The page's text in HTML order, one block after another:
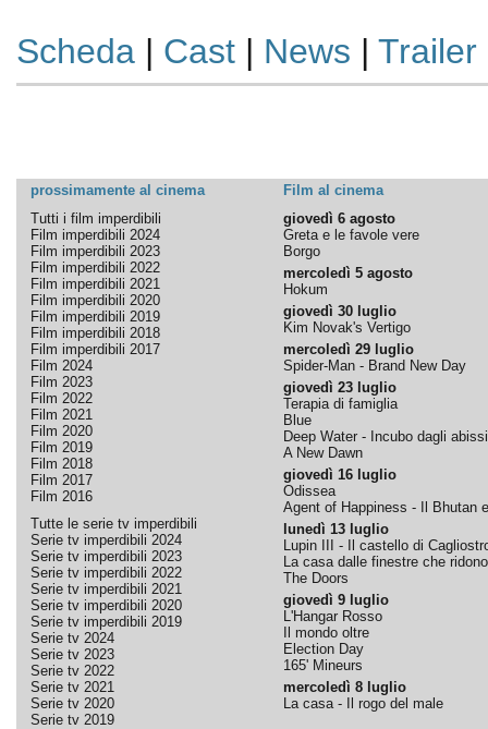
Scheda| Cast| News | Trailer
prossimamente al cinema
Film al cinema
Tutti i film imperdibili
Film imperdibili 2024
Film imperdibili 2023
Film imperdibili 2022
Film imperdibili 2021
Film imperdibili 2020
Film imperdibili 2019
Film imperdibili 2018
Film imperdibili 2017
Film 2024
Film 2023
Film 2022
Film 2021
Film 2020
Film 2019
Film 2018
Film 2017
Film 2016
Tutte le serie tv imperdibili
Serie tv imperdibili 2024
Serie tv imperdibili 2023
Serie tv imperdibili 2022
Serie tv imperdibili 2021
Serie tv imperdibili 2020
Serie tv imperdibili 2019
Serie tv 2024
Serie tv 2023
Serie tv 2022
Serie tv 2021
Serie tv 2020
Serie tv 2019
giovedì 6 agosto
Greta e le favole vere
Borgo
mercoledì 5 agosto
Hokum
giovedì 30 luglio
Kim Novak's Vertigo
mercoledì 29 luglio
Spider-Man - Brand New Day
giovedì 23 luglio
Terapia di famiglia
Blue
Deep Water - Incubo dagli abissi
A New Dawn
giovedì 16 luglio
Odissea
Agent of Happiness - Il Bhutan
lunedì 13 luglio
Lupin III - Il castello di
La casa dalle finestre che ridono
The Doors
giovedì 9 luglio
L'Hangar Rosso
Il mondo oltre
Election Day
165' Mineurs
mercoledì 8 luglio
La casa - Il rogo del male